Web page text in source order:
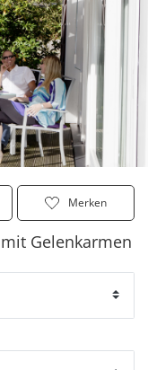
Merken
Gelenkarmen